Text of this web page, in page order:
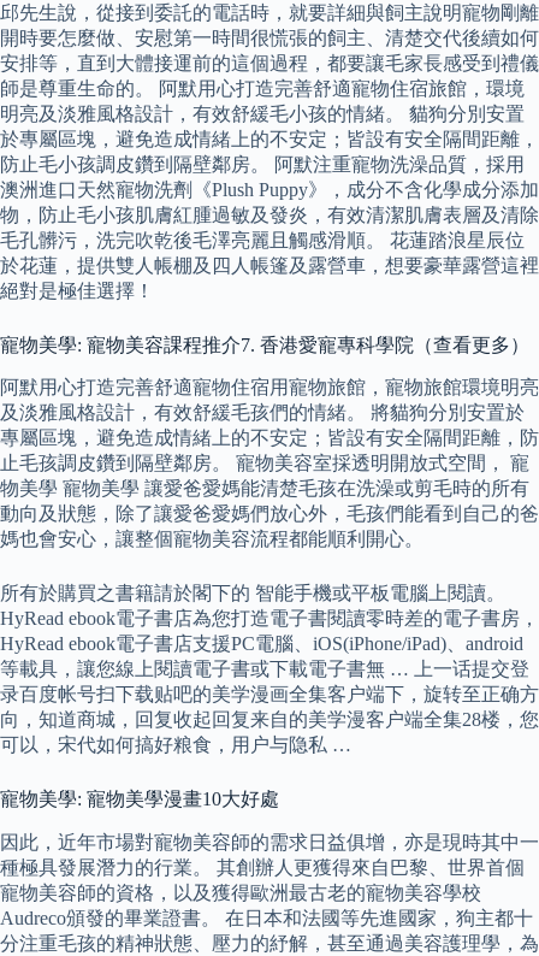
邱先生說，從接到委託的電話時，就要詳細與飼主說明寵物剛離
開時要怎麼做、安慰第一時間很慌張的飼主、清楚交代後續如何
安排等，直到大體接運前的這個過程，都要讓毛家長感受到禮儀
師是尊重生命的。 阿默用心打造完善舒適寵物住宿旅館，環境
明亮及淡雅風格設計，有效舒緩毛小孩的情緒。 貓狗分別安置
於專屬區塊，避免造成情緒上的不安定；皆設有安全隔間距離，
防止毛小孩調皮鑽到隔壁鄰房。 阿默注重寵物洗澡品質，採用
澳洲進口天然寵物洗劑《Plush Puppy》，成分不含化學成分添加
物，防止毛小孩肌膚紅腫過敏及發炎，有效清潔肌膚表層及清除
毛孔髒污，洗完吹乾後毛澤亮麗且觸感滑順。 花蓮踏浪星辰位
於花蓮，提供雙人帳棚及四人帳篷及露營車，想要豪華露營這裡
絕對是極佳選擇！
寵物美學: 寵物美容課程推介7. 香港愛寵專科學院（查看更多）
阿默用心打造完善舒適寵物住宿用寵物旅館，寵物旅館環境明亮
及淡雅風格設計，有效舒緩毛孩們的情緒。 將貓狗分別安置於
專屬區塊，避免造成情緒上的不安定；皆設有安全隔間距離，防
止毛孩調皮鑽到隔壁鄰房。 寵物美容室採透明開放式空間， 寵
物美學 寵物美學 讓愛爸愛媽能清楚毛孩在洗澡或剪毛時的所有
動向及狀態，除了讓愛爸愛媽們放心外，毛孩們能看到自己的爸
媽也會安心，讓整個寵物美容流程都能順利開心。
所有於購買之書籍請於閣下的 智能手機或平板電腦上閱讀。
HyRead ebook電子書店為您打造電子書閱讀零時差的電子書房，
HyRead ebook電子書店支援PC電腦、iOS(iPhone/iPad)、android
等載具，讓您線上閱讀電子書或下載電子書無 … 上一话提交登
录百度帐号扫下载贴吧的美学漫画全集客户端下，旋转至正确方
向，知道商城，回复收起回复来自的美学漫客户端全集28楼，您
可以，宋代如何搞好粮食，用户与隐私 …
寵物美學: 寵物美學漫畫10大好處
因此，近年市場對寵物美容師的需求日益俱增，亦是現時其中一
種極具發展潛力的行業。 其創辦人更獲得來自巴黎、世界首個
寵物美容師的資格，以及獲得歐洲最古老的寵物美容學校
Audreco頒發的畢業證書。 在日本和法國等先進國家，狗主都十
分注重毛孩的精神狀態、壓力的紓解，甚至通過美容護理學，為